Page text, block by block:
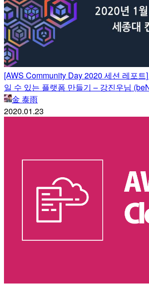
[AWS Community Day 2020 세션 레포트
일 수 있는 플랫폼 만들기 – 강진우님
金 泰雨
2020.01.23